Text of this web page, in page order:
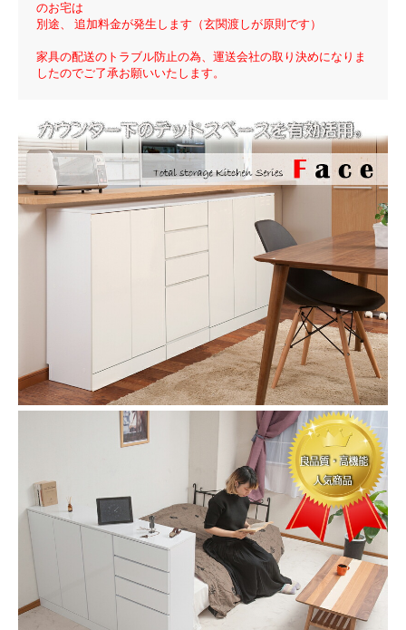
のお宅は
別途、 追加料金が発生します（玄関渡しが原則です）
家具の配送のトラブル防止の為、運送会社の取り決めになりま
したのでご了承お願いいたします。